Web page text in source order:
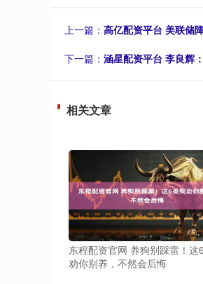
上一篇： 高亿配资平台 美联储
下一篇： 涵星配资平台 李良辉
相关文章
东程配资官网 养狗别踩雷！这
劝你别养，不然会后悔